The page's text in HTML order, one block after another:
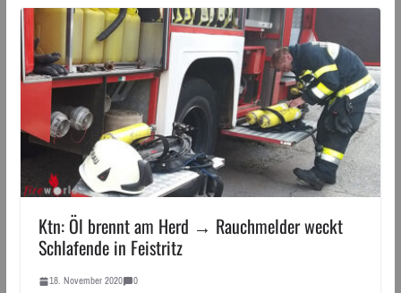
Ktn: Öl brennt am Herd → Rauchmelder weckt
Schlafende in Feistritz
18. November 2020 0